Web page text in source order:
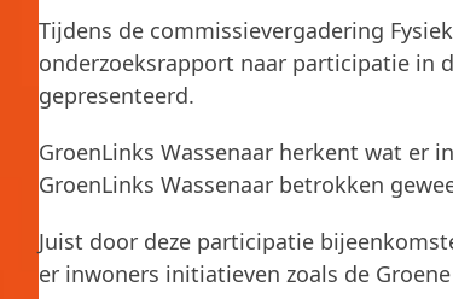
Tijdens de commissievergadering
onderzoeksrapport naar participatie in
gepresenteerd.
GroenLinks Wassenaar herkent wat er
GroenLinks Wassenaar betrokken
Juist door deze participatie
er inwoners initiatieven zoals de